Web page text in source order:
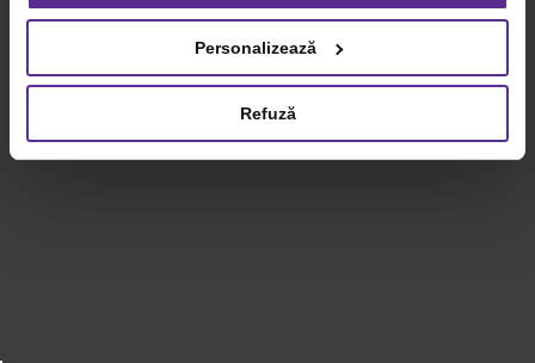
privind utilizarea modulelor cookie.Detalii
Personalizează
Refuză